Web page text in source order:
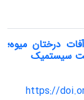
درختان میوه؛
سیستمیک
https://